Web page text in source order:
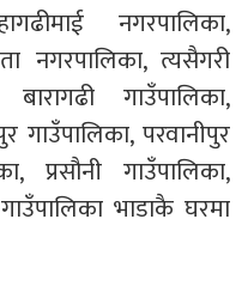
नगरपालिका,
नगरपालिका, त्यसैगरी
गाउँपालिका,
गाउँपालिका, परवानीपुर
प्रसौनी गाउँपालिका,
भाडाकै घरमा